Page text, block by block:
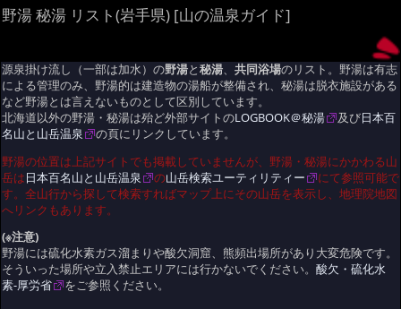
野湯 秘湯 リスト(岩手県) [山の温泉ガイド]
源泉掛け流し（一部は加水）の野湯と秘湯、共同浴場のリスト。野湯は有志
による管理のみ、野湯的は建造物の湯船が整備され、秘湯は脱衣施設がある
など野湯とは言えないものとして区別しています。
北海道以外の野湯・秘湯は殆ど外部サイトのLOGBOOK＠秘湯 及び日本百
名山と山岳温泉
の頁にリンクしています。
野湯の位置は上記サイトでも掲載していませんが、野湯・秘湯にかかわる山
岳は日本百名山と山岳温泉 の山岳検索ユーティリティー
にて参照可能で
す。全山行から探して検索すればマップ上にその山岳を表示し、地理院地図
へリンクもあります。
(※注意)
野湯には硫化水素ガス溜まりや酸欠洞窟、熊頻出場所があり大変危険です。
そういった場所や立入禁止エリアには行かないでください。酸欠・硫化水
素-厚労省
をご参照ください。